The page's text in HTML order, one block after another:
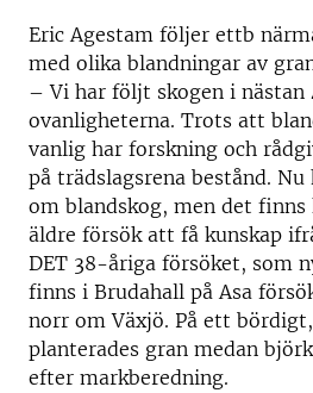
Eric Agestam följer ettb
med olika blandningar av
– Vi har följt skogen i
ovanligheterna. Trots att
vanlig har forskning och
på trädslagsrena bestånd.
om blandskog, men det finns
äldre försök att få kunskap
DET 38-åriga försöket, som
finns i Brudahall på Asa
norr om Växjö. På ett
planterades gran medan
efter markberedning.